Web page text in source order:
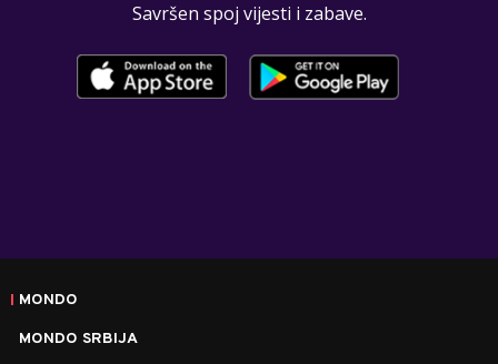
Savršen spoj vijesti i zabave.
MONDO
MONDO SRBIJA